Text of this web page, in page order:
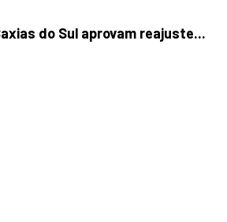
do Sul aprovam reajuste...